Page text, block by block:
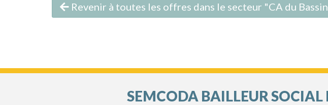
Revenir à toutes les offres dans le secteur "CA du
SEMCODA BAILLEUR SOCIAL